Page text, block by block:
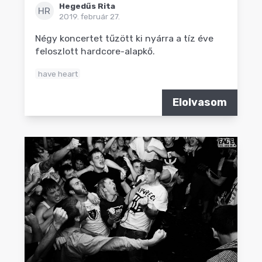
HR
Hegedűs Rita
2019. február 27.
Négy koncertet tűzött ki nyárra a tíz éve
feloszlott hardcore-alapkő.
have heart
Elolvasom